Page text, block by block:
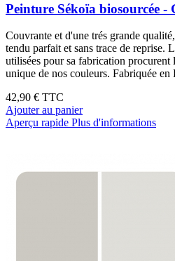
Peinture Sékoïa biosourcée -
Couvrante et d'une trés grande
tendu parfait et sans trace de reprise.
utilisées pour sa fabrication procurent
unique de nos couleurs. Fabriquée en
42,90 € TTC
Ajouter au panier
Aperçu rapide Plus d'informations